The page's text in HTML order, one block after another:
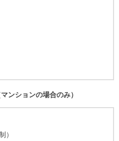
ンションの場合のみ）
）